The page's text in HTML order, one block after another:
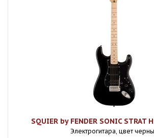
SQUIER by FENDER SONIC STRAT
Электрогитара, цвет